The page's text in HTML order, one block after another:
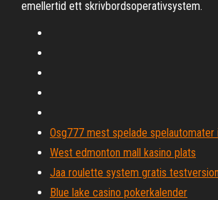
emellertid ett skrivbordsoperativsystem.
Osg777 mest spelade spelautomater
West edmonton mall kasino plats
Jaa roulette system gratis testversion
Blue lake casino pokerkalender